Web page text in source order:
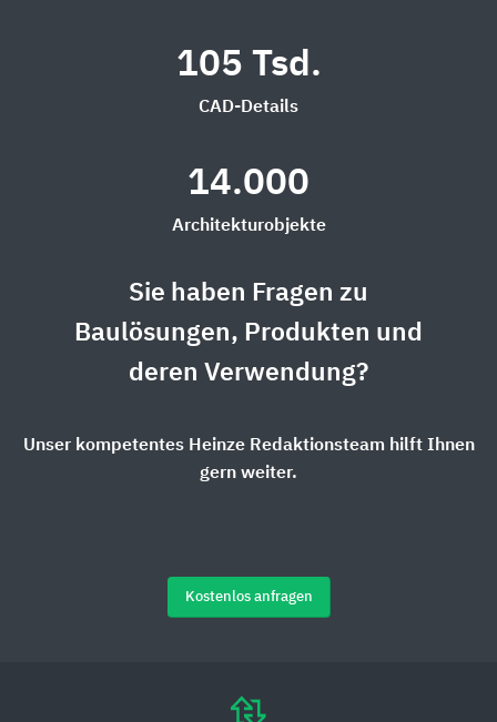
105 Tsd.
CAD-Details
14.000
Architekturobjekte
Sie haben Fragen zu
Baulösungen, Produkten und
deren Verwendung?
Unser kompetentes Heinze Redaktionsteam hilft Ihnen
gern weiter.
Kostenlos anfragen